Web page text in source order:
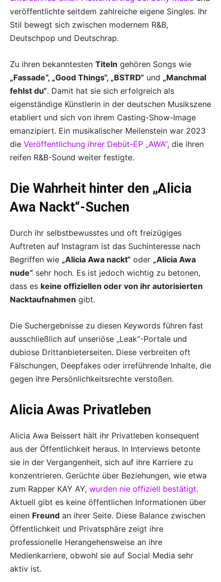
veröffentlichte seitdem zahlreiche eigene Singles. Ihr
Stil bewegt sich zwischen modernem R&B,
Deutschpop und Deutschrap.
Zu ihren bekanntesten Titeln gehören Songs wie
„Fassade“, „Good Things“, „BSTRD“ und „Manchmal
fehlst du“. Damit hat sie sich erfolgreich als
eigenständige Künstlerin in der deutschen Musikszene
etabliert und sich von ihrem Casting-Show-Image
emanzipiert. Ein musikalischer Meilenstein war 2023
die Veröffentlichung ihrer Debüt-EP „AWA“, die ihren
reifen R&B-Sound weiter festigte.
Die Wahrheit hinter den „Alicia
Awa Nackt“-Suchen
Durch ihr selbstbewusstes und oft freizügiges
Auftreten auf Instagram ist das Suchinteresse nach
Begriffen wie „Alicia Awa nackt“ oder „Alicia Awa
nude“ sehr hoch. Es ist jedoch wichtig zu betonen,
dass es keine offiziellen oder von ihr autorisierten
Nacktaufnahmen gibt.
Die Suchergebnisse zu diesen Keywords führen fast
ausschließlich auf unseriöse „Leak“-Portale und
dubiose Drittanbieterseiten. Diese verbreiten oft
Fälschungen, Deepfakes oder irreführende Inhalte, die
gegen ihre Persönlichkeitsrechte verstoßen.
Alicia Awas Privatleben
Alicia Awa Beissert hält ihr Privatleben konsequent
aus der Öffentlichkeit heraus. In Interviews betonte
sie in der Vergangenheit, sich auf ihre Karriere zu
konzentrieren. Gerüchte über Beziehungen, wie etwa
zum Rapper KAY AY, wurden nie offiziell bestätigt.
Aktuell gibt es keine öffentlichen Informationen über
einen Freund an ihrer Seite. Diese Balance zwischen
Öffentlichkeit und Privatsphäre zeigt ihre
professionelle Herangehensweise an ihre
Medienkarriere, obwohl sie auf Social Media sehr
aktiv ist.